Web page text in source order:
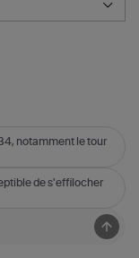
notamment le tour
de s'effilocher